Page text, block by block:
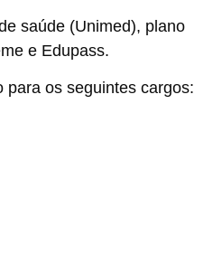
saúde (Unimed), plano
e Edupass.
para os seguintes cargos: